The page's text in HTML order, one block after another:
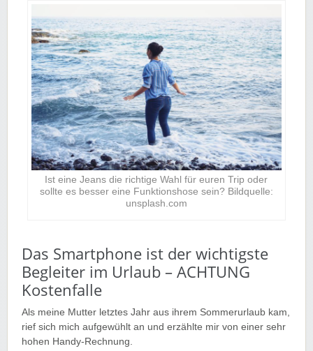
Ist eine Jeans die richtige Wahl für euren Trip oder
sollte es besser eine Funktionshose sein? Bildquelle:
unsplash.com
Das Smartphone ist der wichtigste
Begleiter im Urlaub – ACHTUNG
Kostenfalle
Als meine Mutter letztes Jahr aus ihrem Sommerurlaub kam,
rief sich mich aufgewühlt an und erzählte mir von einer sehr
hohen Handy-Rechnung.